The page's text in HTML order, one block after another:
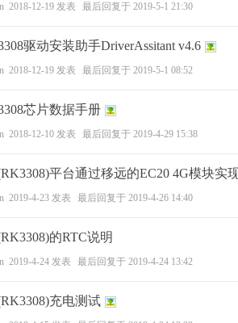
2018-12-19 发表 最后回复于 2019-5-1 21:30
驱动安装助手DriverAssitant v4.6
2018-12-19 发表 最后回复于 2019-5-1 08:52
芯片数据手册
2018-12-10 发表 最后回复于 2019-4-29 15:38
平台通过移远的EC20 4G模块实
2019-4-23 发表 最后回复于 2019-4-26 14:40
的RTC说明
2019-4-24 发表 最后回复于 2019-4-24 13:42
充电测试